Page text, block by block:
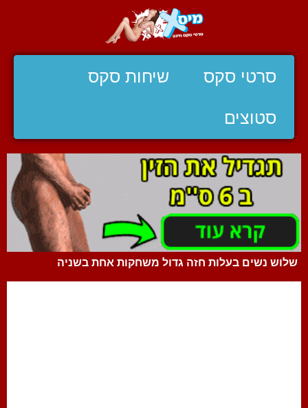
סרטי סקס שיחות סקס
סטוצים
שלוש נשים בעלות חזה גדול משחקות אחת בשניה